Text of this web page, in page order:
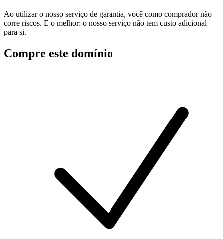
Ao utilizar o nosso serviço de garantia, você como comprador não
corre riscos. E o melhor: o nosso serviço não tem custo adicional
para si.
Compre este domínio